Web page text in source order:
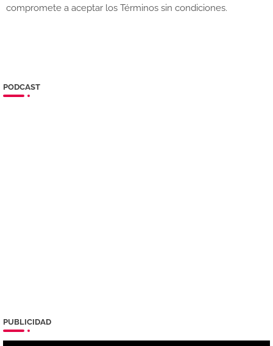
compromete a aceptar los Términos sin condiciones.
PODCAST
PUBLICIDAD